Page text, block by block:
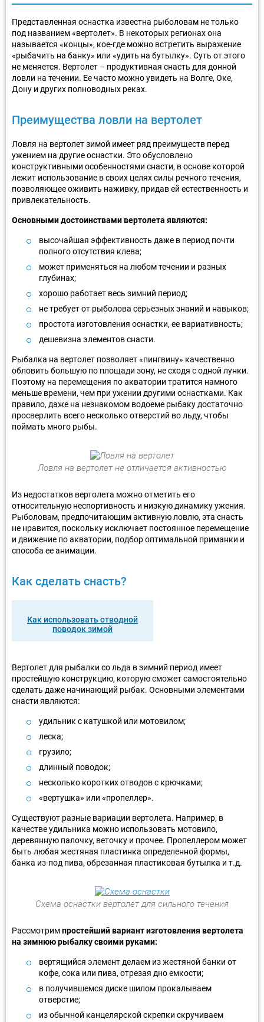
Представленная оснастка известна рыболовам не только
под названием «вертолет». В некоторых регионах она
называется «концы», кое-где можно встретить выражение
«рыбачить на банку» или «удить на бутылку». Суть от этого
не меняется. Вертолет – продуктивная снасть для донной
ловли на течении. Ее часто можно увидеть на Волге, Оке,
Дону и других полноводных реках.
Преимущества ловли на вертолет
Ловля на вертолет зимой имеет ряд преимуществ перед
ужением на другие оснастки. Это обусловлено
конструктивными особенностями снасти, в основе которой
лежит использование в своих целях силы речного течения,
позволяющее оживить наживку, придав ей естественность и
привлекательность.
Основными достоинствами вертолета являются:
высочайшая эффективность даже в период почти
полного отсутствия клева;
может применяться на любом течении и разных
глубинах;
хорошо работает весь зимний период;
не требует от рыболова серьезных знаний и навыков;
простота изготовления оснастки, ее вариативность;
дешевизна элементов снасти.
Рыбалка на вертолет позволяет «пингвину» качественно
обловить большую по площади зону, не сходя с одной лунки.
Поэтому на перемещения по акватории тратится намного
меньше времени, чем при ужении другими оснастками. Как
правило, даже на незнакомом водоеме рыбаку достаточно
просверлить всего несколько отверстий во льду, чтобы
поймать много рыбы.
Ловля на вертолет не отличается активностью
Из недостатков вертолета можно отметить его
относительную неспортивность и низкую динамику ужения.
Рыболовам, предпочитающим активную ловлю, эта снасть
не нравится, поскольку исключает постоянное перемещение
и движение по акватории, подбор оптимальной приманки и
способа ее анимации.
Как сделать снасть?
Как использовать отводной
поводок зимой
Вертолет для рыбалки со льда в зимний период имеет
простейшую конструкцию, которую сможет самостоятельно
сделать даже начинающий рыбак. Основными элементами
снасти являются:
удильник с катушкой или мотовилом;
леска;
грузило;
длинный поводок;
несколько коротких отводов с крючками;
«вертушка» или «пропеллер».
Существуют разные вариации вертолета. Например, в
качестве удильника можно использовать мотовило,
деревянную палочку, веточку и прочее. Пропеллером может
быть любая жестяная пластинка определенной формы,
банка из-под пива, обрезанная пластиковая бутылка и т.д.
Схема оснастки вертолет для сильного течения
Рассмотримпростейший вариант изготовления вертолета
на зимнюю рыбалку своими руками:
вертящийся элемент делаем из жестяной банки от
кофе, сока или пива, отрезая дно емкости;
в получившемся диске шилом прокалываем
отверстие;
из обычной канцелярской скрепки скручиваем